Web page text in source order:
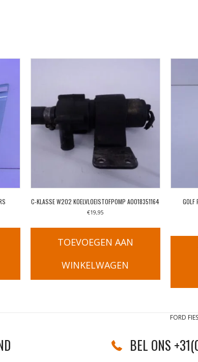
C-KLASSE W202 KOELVLOEISTOFPOMP A0018351164
€19,95
TOEVOEGEN AAN
WINKELWAGEN
GOLF
FORD
BEL ONS